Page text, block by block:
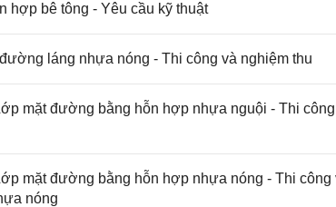
hợp bê tông - Yêu cầu kỹ thuật
láng nhựa nóng - Thi công và nghiệm thu
mặt đường bằng hỗn hợp nhựa nguội - Thi
mặt đường bằng hỗn hợp nhựa nóng - Thi công
nóng